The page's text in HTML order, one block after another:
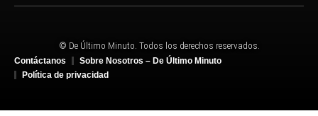
© De Último Minuto. Todos los derechos reservados.
Contáctanos
Sobre Nosotros – De Último Minuto
Política de privacidad